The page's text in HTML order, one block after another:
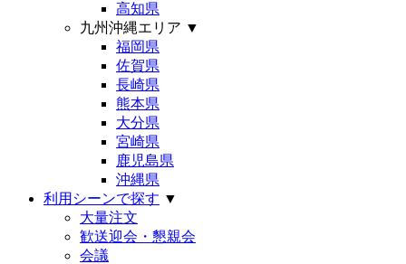
高知県
九州沖縄エリア ▼
福岡県
佐賀県
長崎県
熊本県
大分県
宮崎県
鹿児島県
沖縄県
利用シーンで探す ▼
大量注文
歓送迎会・懇親会
会議